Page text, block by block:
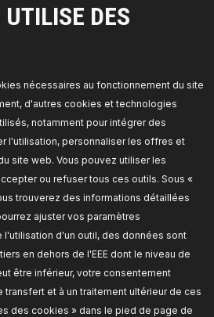
DES
nécessaires au fonctionnement du site
d'autres cookies et technologies
notamment pour intégrer des
l'utilisation, personnaliser les offres et
site web. Vous pouvez utiliser les
ou refuser tous ces outils. Sous «
trouverez des informations détaillées
ajuster vos paramètres
l'utilisation d'un outil, des données sont
en dehors de l'EEE dont le niveau de
être inférieur, votre consentement
et à un traitement ultérieur de ces
des cookies » dans le pied de page de
Type de fonctionnement:
Numéro de pièce du fabricant:
Fabricant:RIDEX,Numéro de EAN:
TARIF REVENDEUR
Déphaseur d'arbre à cames
de dents:44,Type de soupape:pour
d'admission,
4106C0020,Fabricant:RIDEX,Numéro
4064138188814
en stock: